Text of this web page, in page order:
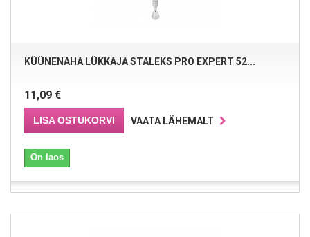
KÜÜNENAHA LÜKKAJA STALEKS PRO EXPERT 52...
11,09 €
LISA OSTUKORVI VAATA LÄHEMALT
On laos